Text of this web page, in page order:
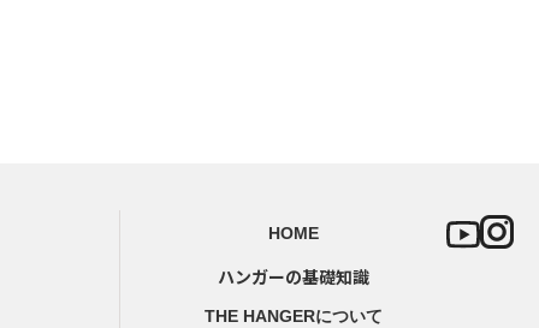
HOME
ハンガーの基礎知識
THE HANGERについて